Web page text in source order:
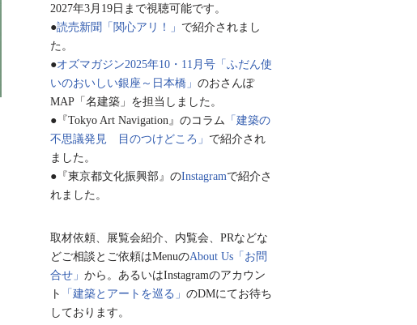
2027年3月19日まで視聴可能です。
●読売新聞「関心アリ！」 で紹介されまし
た。
●オズマガジン2025年10・11月号「ふだん使
いのおいしい銀座～日本橋」 のおさんぽ
MAP「名建築」を担当しました。
●『Tokyo Art Navigation』のコラム 「建築の
不思議発見 目のつけどころ」 で紹介され
ました。
●『東京都文化振興部』のInstagramで紹介さ
れました。
取材依頼、展覧会紹介、内覧会、PRなどな
どご相談とご依頼はMenuのAbout Us「お問
合せ」 から。あるいはInstagramのアカウン
ト
「建築とアートを巡る」 のDMにてお待ち
しております。